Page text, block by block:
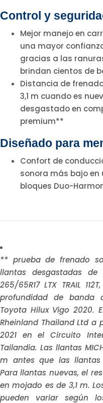
Control y
Mejor manejo en
una mayor
gracias a las
brindan cientos de
Distancia de
3,1 m cuando es
desgastado en
premium**
Diseñado para
Confort de
sonora más bajo en
bloques Duo-
** prueba de frenado
llantas desgastadas
265/65R17 LTX TRAIL
profundidad de banda
Toyota Hilux Vigo 2020.
Rheinland Thailand Ltd a
2021 en el Circuito
Tailandia. Las llantas
m antes que las
Para llantas nuevas, el
en mojado es de 3,1 m.
pueden variar según